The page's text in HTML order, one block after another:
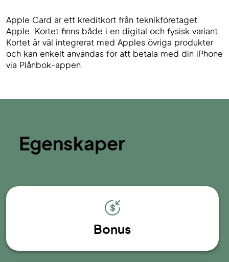
Apple Card är ett kreditkort från teknikföretaget
Apple. Kortet finns både i en digital och fysisk variant.
Kortet är väl integrerat med Apples övriga produkter
och kan enkelt användas för att betala med din iPhone
via Plånbok-appen.
Egenskaper
Bonus